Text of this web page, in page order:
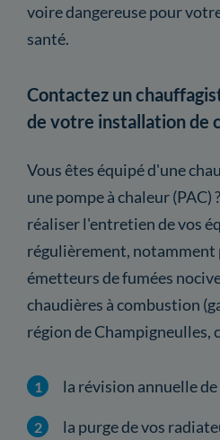
voire dangereuse pour
santé.
Contactez un
de votre installation de
Vous êtes équipé d'une
une pompe à chaleur (PAC)
réaliser l'entretien de vos
régulièrement, notamment
émetteurs de fumées
chaudières à combustion
région de Champigneulles,
la révision annuelle
la purge de vos